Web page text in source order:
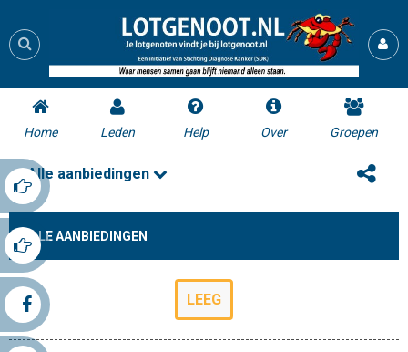
Home Leden Help Over Groepen
Alle aanbiedingen
ALLE AANBIEDINGEN
LEEG